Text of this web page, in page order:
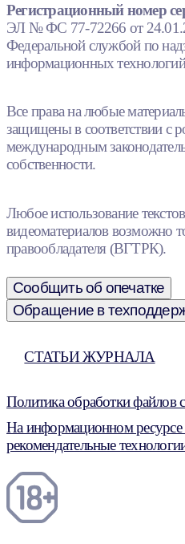
Регистрационный номер
ЭЛ № ФС 77-72266 от
Федеральной службой по
информационных
Все права на любые
защищены в соответствии с
международным
собственности.
Любое использование
видеоматериалов возможно
правообладателя (ВГТРК).
Сообщить об опечатке
Обращение в
СТАТЬИ ЖУРНАЛА
Политика обработки файлов
На информационном
рекомендательные